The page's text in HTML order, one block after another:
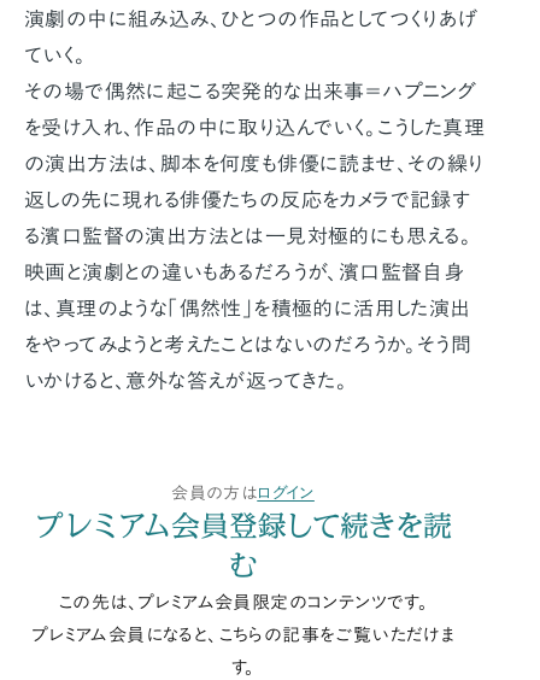
演劇の中に組み込み、ひとつの作品としてつくりあげ
ていく。
その場で偶然に起こる突発的な出来事＝ハプニング
を受け入れ、作品の中に取り込んでいく。こうした真理
の演出方法は、脚本を何度も俳優に読ませ、その繰り
返しの先に現れる俳優たちの反応をカメラで記録す
る濱口監督の演出方法とは一見対極的にも思える。
映画と演劇との違いもあるだろうが、濱口監督自身
は、真理のような「偶然性」を積極的に活用した演出
をやってみようと考えたことはないのだろうか。そう問
いかけると、意外な答えが返ってきた。
会員の方はログイン
プレミアム会員登録して続きを読
む
この先は、プレミアム会員限定のコンテンツです。
プレミアム会員になると、こちらの記事をご覧いただけま
す。